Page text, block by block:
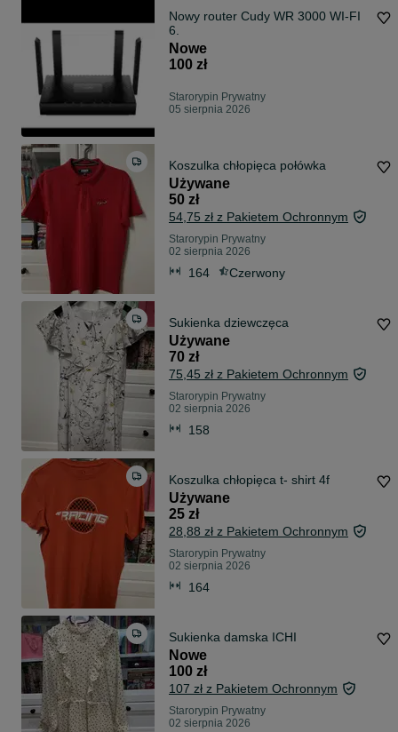
Nowy router Cudy WR 3000 WI-FI
6.
Nowe
100 zł
Starorypin Prywatny
05 sierpnia 2026
Koszulka chłopięca połówka
Używane
50 zł
54,75 zł z Pakietem Ochronnym
Starorypin Prywatny
02 sierpnia 2026
164 Czerwony
Sukienka dziewczęca
Używane
70 zł
75,45 zł z Pakietem Ochronnym
Starorypin Prywatny
02 sierpnia 2026
158
Koszulka chłopięca t- shirt 4f
Używane
25 zł
28,88 zł z Pakietem Ochronnym
Starorypin Prywatny
02 sierpnia 2026
164
Sukienka damska ICHI
Nowe
100 zł
107 zł z Pakietem Ochronnym
Starorypin Prywatny
02 sierpnia 2026